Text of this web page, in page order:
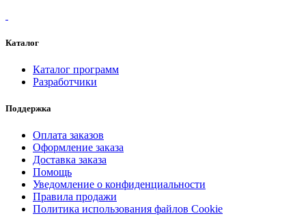
Каталог
Каталог программ
Разработчики
Поддержка
Оплата заказов
Оформление заказа
Доставка заказа
Помощь
Уведомление о конфиденциальности
Правила продажи
Политика использования файлов Cookie